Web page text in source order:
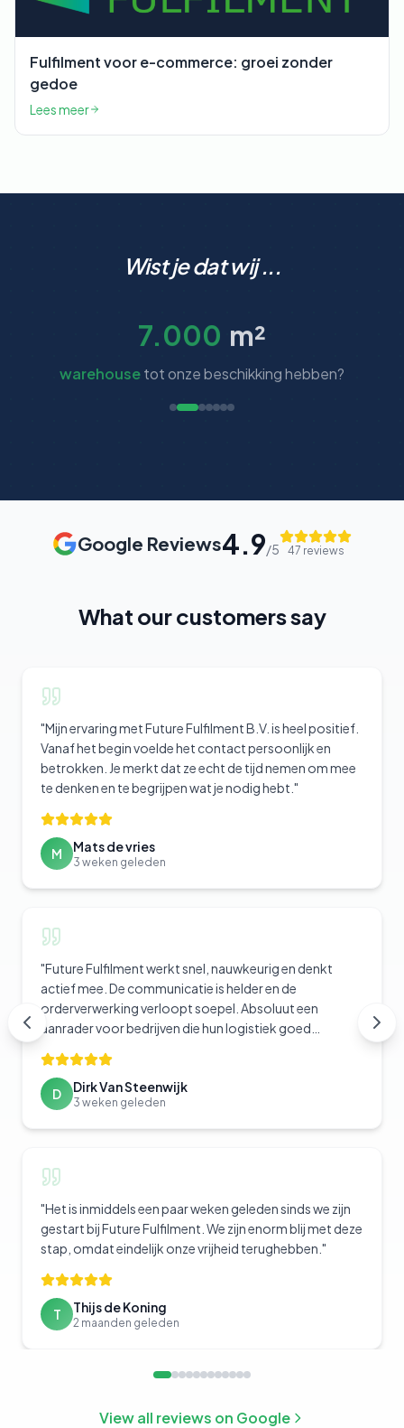
Fulfilment voor e-commerce: groei zonder
gedoe
Lees meer
Wist je dat wij ...
7.000 m²
warehousetot onze beschikking hebben?
Google Reviews4.9/5 47 reviews
What our customers say
"Mijn ervaring met Future Fulfilment B.V. is heel positief.
Vanaf het begin voelde het contact persoonlijk en
betrokken. Je merkt dat ze echt de tijd nemen om mee
te denken en te begrijpen wat je nodig hebt. "
M Mats de vries
3 weken geleden
"Future Fulfilment werkt snel, nauwkeurig en denkt
actief mee. De communicatie is helder en de
orderverwerking verloopt soepel. Absoluut een
aanrader voor bedrijven die hun logistiek goed
D Dirk Van Steenwijk
3 weken geleden
"Het is inmiddels een paar weken geleden sinds we zijn
gestart bij Future Fulfilment. We zijn enorm blij met deze
stap, omdat eindelijk onze vrijheid terughebben. "
T Thijs de Koning
2 maanden geleden
View all reviews on Google